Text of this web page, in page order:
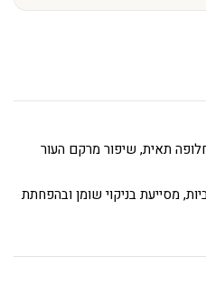
תאית, שיפור מרקם העור
מסייעת בניקוי שומן ובהפחתת